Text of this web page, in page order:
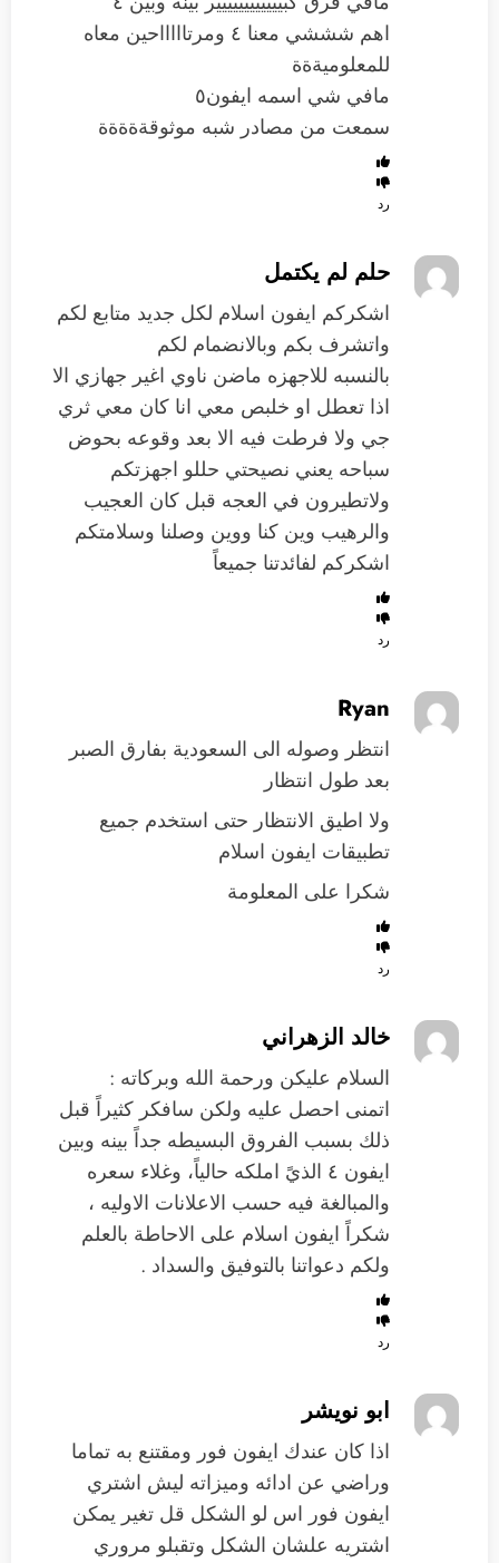
اهم شششي معنا ٤ ومرتاااااحين معاه
للمعلوميةةة
مافي شي اسمه ايفون٥
سمعت من مصادر شبه موثوقةةةةة
رد
حلم لم يكتمل
اشكركم ايفون اسلام لكل جديد متابع لكم
واتشرف بكم وبالانضمام لكم
بالنسبه للاجهزه ماضن ناوي اغير جهازي الا
اذا تعطل او خلبص معي انا كان معي ثري
جي ولا فرطت فيه الا بعد وقوعه بحوض
سباحه يعني نصيحتي حللو اجهزتكم
ولاتطيرون في العجه قبل كان العجيب
والرهيب وين كنا ووين وصلنا وسلامتكم
اشكركم لفائدتنا جميعاً
رد
Ryan
انتظر وصوله الى السعودية بفارق الصبر
بعد طول انتظار
ولا اطيق الانتظار حتى استخدم جميع
تطبيقات ايفون اسلام
شكرا على المعلومة
رد
خالد الزهراني
السلام عليكن ورحمة الله وبركاته :
اتمنى احصل عليه ولكن سافكر كثيراً قبل
ذلك بسبب الفروق البسيطه جداً بينه وبين
ايفون ٤ الذيً املكه حالياً، وغلاء سعره
والمبالغة فيه حسب الاعلانات الاوليه ،
شكراً ايفون اسلام على الاحاطة بالعلم
ولكم دعواتنا بالتوفيق والسداد .
رد
ابو نويشر
اذا كان عندك ايفون فور ومقتنع به تماما
وراضي عن ادائه وميزاته ليش اشتري
ايفون فور اس لو الشكل قل تغير يمكن
اشتريه علشان الشكل وتقبلو مروري